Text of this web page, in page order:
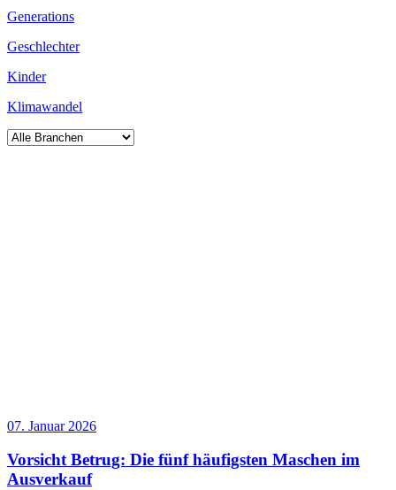
Generations
Geschlechter
Kinder
Klimawandel
07. Januar 2026
Vorsicht Betrug: Die fünf häufigsten Maschen im
Ausverkauf